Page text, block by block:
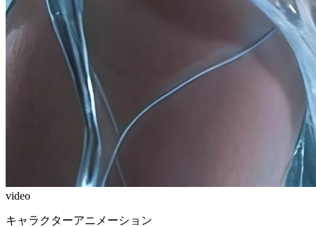
video
キャラクターアニメーション